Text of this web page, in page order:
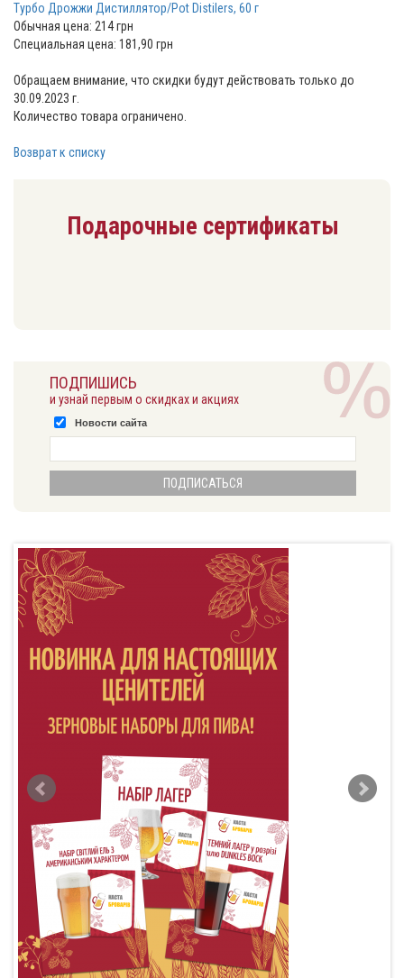
Турбо Дрожжи Дистиллятор/Pot Distilers, 60 г
Обычная цена: 214 грн
Специальная цена: 181,90 грн
Обращаем внимание, что скидки будут действовать только до
30.09.2023 г.
Количество товара ограничено.
Возврат к списку
Подарочные сертификаты
ПОДПИШИСЬ
и узнай первым о скидках и акциях
Новости сайта